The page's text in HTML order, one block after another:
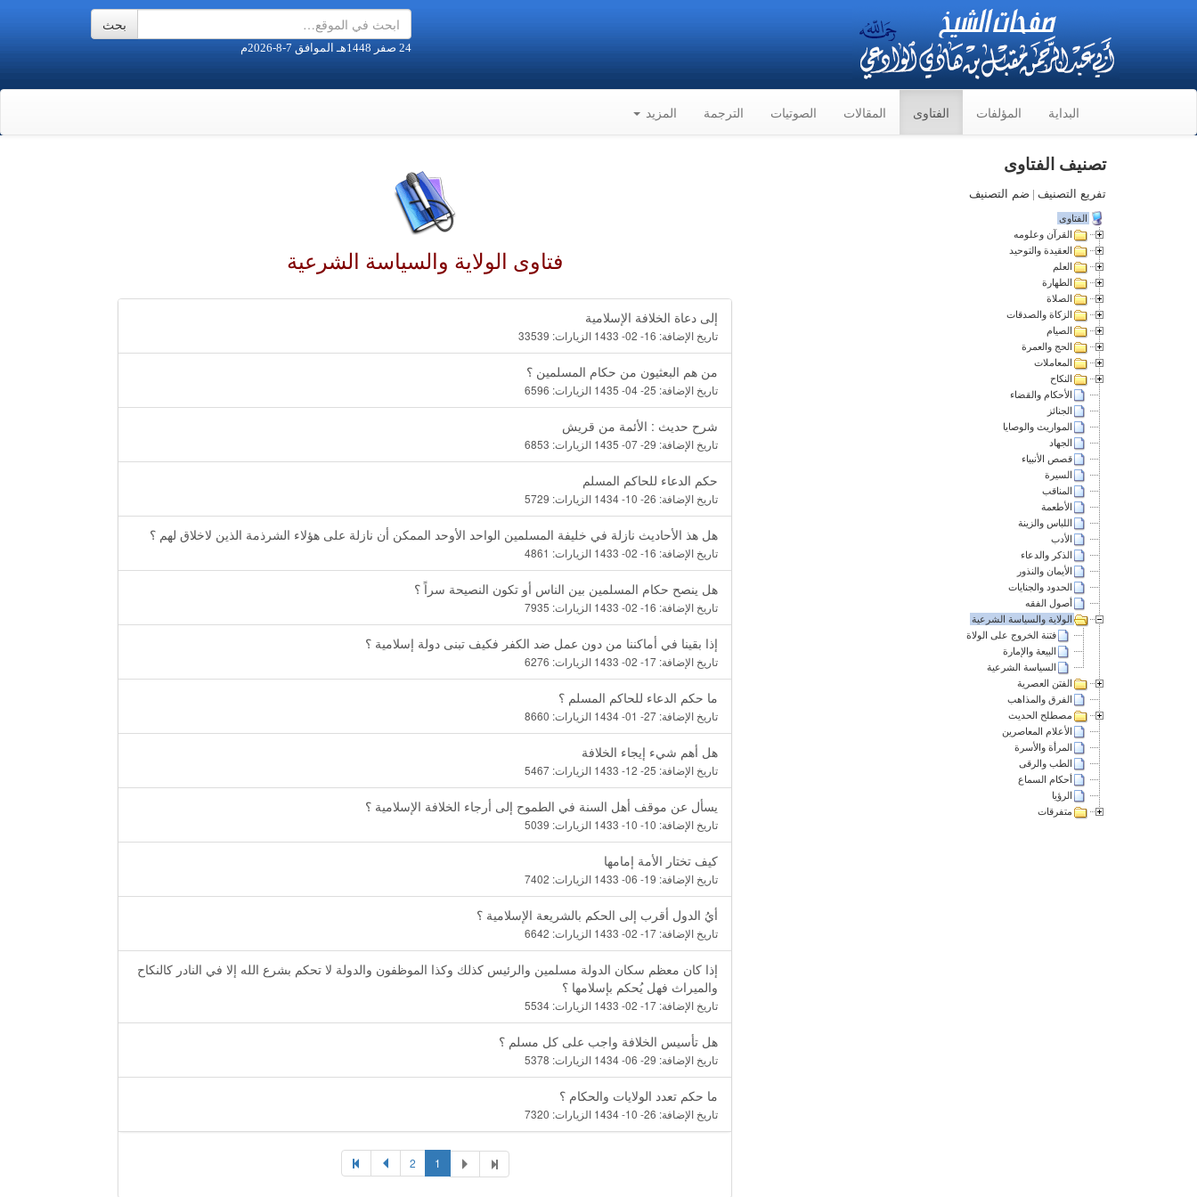
24 صفر 1448هـ الموافق 7-8-2026م
البداية المؤلفات الفتاوى المقالات الصوتيات الترجمة المزيد
فتاوى الولاية والسياسة الشرعية
إلى دعاة الخلافة الإسلامية
تاريخ الإضافة: 16- 02- 1433 الزيارات: 33539
من هم البعثيون من حكام المسلمين ؟
تاريخ الإضافة: 25- 04- 1435 الزيارات: 6596
شرح حديث : الأئمة من قريش
تاريخ الإضافة: 29- 07- 1435 الزيارات: 6853
حكم الدعاء للحاكم المسلم
تاريخ الإضافة: 26- 10- 1434 الزيارات: 5729
هل هذ الأحاديث نازلة في خليفة المسلمين الواحد الأوحد الممكن أن نازلة على هؤلاء الشرذمة الذين لاخلاق لهم ؟
تاريخ الإضافة: 16- 02- 1433 الزيارات: 4861
هل ينصح حكام المسلمين بين الناس أو تكون النصيحة سراً ؟
تاريخ الإضافة: 16- 02- 1433 الزيارات: 7935
إذا بقينا في أماكننا من دون عمل ضد الكفر فكيف تبنى دولة إسلامية ؟
تاريخ الإضافة: 17- 02- 1433 الزيارات: 6276
ما حكم الدعاء للحاكم المسلم ؟
تاريخ الإضافة: 27- 01- 1434 الزيارات: 8660
هل أهم شيء إيجاء الخلافة
تاريخ الإضافة: 25- 12- 1433 الزيارات: 5467
يسأل عن موقف أهل السنة في الطموح إلى أرجاء الخلافة الإسلامية ؟
تاريخ الإضافة: 10- 10- 1433 الزيارات: 5039
كيف تختار الأمة إمامها
تاريخ الإضافة: 19- 06- 1433 الزيارات: 7402
أيُ الدول أقرب إلى الحكم بالشريعة الإسلامية ؟
تاريخ الإضافة: 17- 02- 1433 الزيارات: 6642
إذا كان معظم سكان الدولة مسلمين والرئيس كذلك وكذا الموظفون والدولة لا تحكم بشرع الله إلا في النادر كالنكاح
والميراث فهل يُحكم بإسلامها ؟
تاريخ الإضافة: 17- 02- 1433 الزيارات: 5534
هل تأسيس الخلافة واجب على كل مسلم ؟
تاريخ الإضافة: 29- 06- 1434 الزيارات: 5378
ما حكم تعدد الولايات والحكام ؟
تاريخ الإضافة: 26- 10- 1434 الزيارات: 7320
1
2
تصنيف الفتاوى
تفريع التصنيف | ضم التصنيف
الفتاوى
القرآن وعلومه
العقيدة والتوحيد
العلم
الطهارة
الصلاة
الزكاة والصدقات
الصيام
الحج والعمرة
المعاملات
النكاح
الأحكام والقضاء
الجنائز
المواريث والوصايا
الجهاد
قصص الأنبياء
السيرة
المناقب
الأطعمة
اللباس والزينة
الأدب
الذكر والدعاء
الأيمان والنذور
الحدود والجنايات
أصول الفقه
الولاية والسياسة الشرعية
فتنة الخروج على الولاة
البيعة والإمارة
السياسة الشرعية
الفتن العصرية
الفرق والمذاهب
مصطلح الحديث
الأعلام المعاصرين
المرأة والأسرة
الطب والرقى
أحكام السماع
الرؤيا
متفرقات